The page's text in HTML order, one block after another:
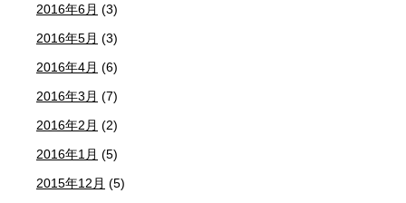
2016年6月 (3)
2016年5月 (3)
2016年4月 (6)
2016年3月 (7)
2016年2月 (2)
2016年1月 (5)
2015年12月 (5)